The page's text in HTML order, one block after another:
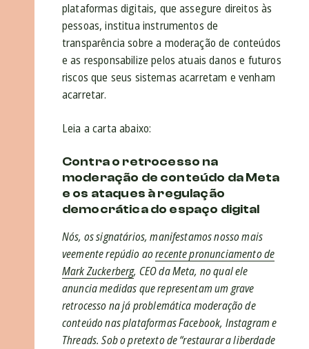
plataformas digitais, que assegure direitos às
pessoas, institua instrumentos de
transparência sobre a moderação de conteúdos
e as responsabilize pelos atuais danos e futuros
riscos que seus sistemas acarretam e venham
acarretar.
Leia a carta abaixo:
Contra o retrocesso na
moderação de conteúdo da Meta
e os ataques à regulação
democrática do espaço digital
Nós, os signatários, manifestamos nosso mais
veemente repúdio aorecente pronunciamento de
Mark Zuckerberg, CEO da Meta, no qual ele
anuncia medidas que representam um grave
retrocesso na já problemática moderação de
conteúdo nas plataformas Facebook, Instagram e
Threads. Sob o pretexto de “restaurar a liberdade